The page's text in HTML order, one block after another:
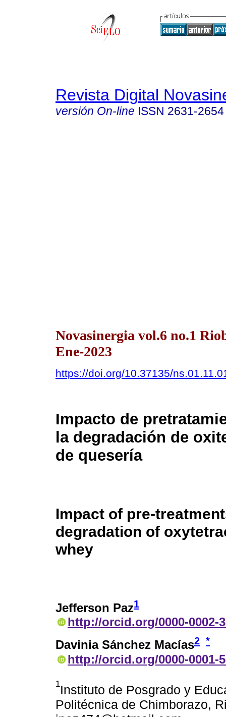
Revista Digital
versión On-line ISSN 2631-2654
Novasinergia vol.6 no.1
Ene-2023
https://doi.org/10.37135/
Impacto de
la degradación de
de quesería
Impact of pre-
degradation of
whey
Jefferson Paz1
http://orcid.org/0000-0002-
Davinia Sánchez Macías2 *
http://orcid.org/0000-0001-
1Instituto de Posgrado y
Politécnica de Chimborazo,